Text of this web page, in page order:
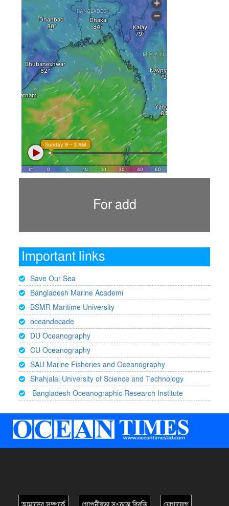
For add
Important links
Save Our Sea
Bangladesh Marine Academi
BSMR Maritime University
oceandecade
DU Oceanography
CU Oceanography
SAU Marine Fisheries and Oceanography
Shahjalal University of Science and Technology
Bangladesh Oceanographic Research Institute